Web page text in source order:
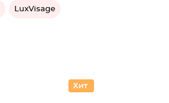
LuxVisage